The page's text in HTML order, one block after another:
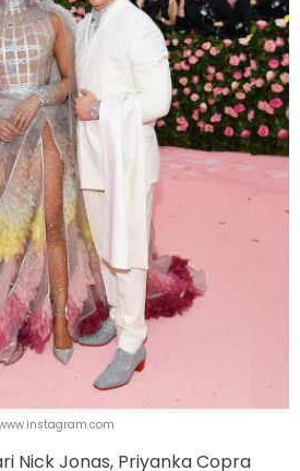
Nick Jonas, Priyanka Copra